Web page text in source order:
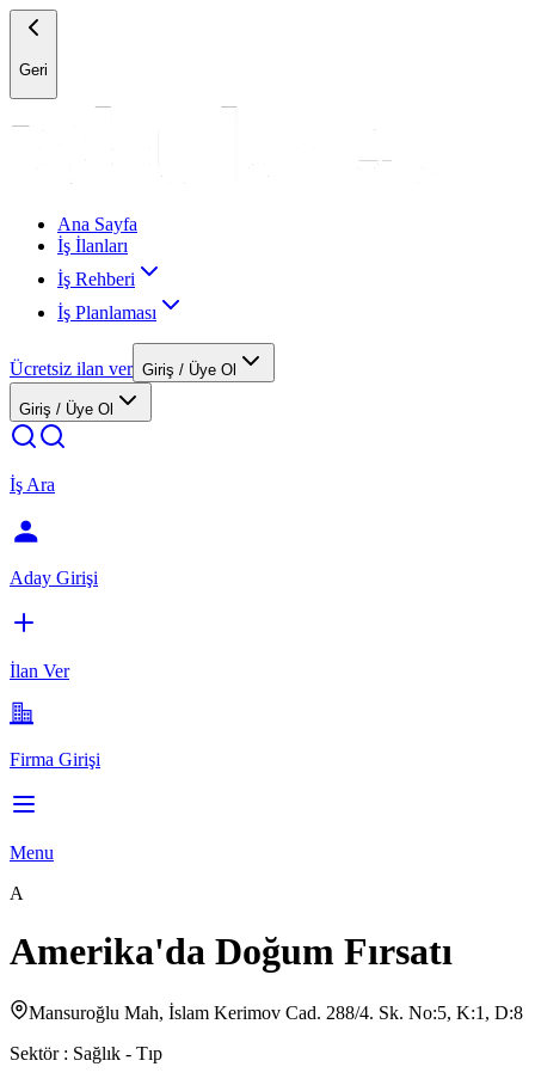
Geri
Ana Sayfa
İş İlanları
İş Rehberi
İş Planlaması
Ücretsiz ilan ver Giriş / Üye Ol
Giriş / Üye Ol
İş Ara
Aday Girişi
İlan Ver
Firma Girişi
Menu
A
Amerika'da Doğum Fırsatı
Mansuroğlu Mah, İslam Kerimov Cad. 288/4. Sk. No:5, K:1, D:8
Sektör : Sağlık - Tıp